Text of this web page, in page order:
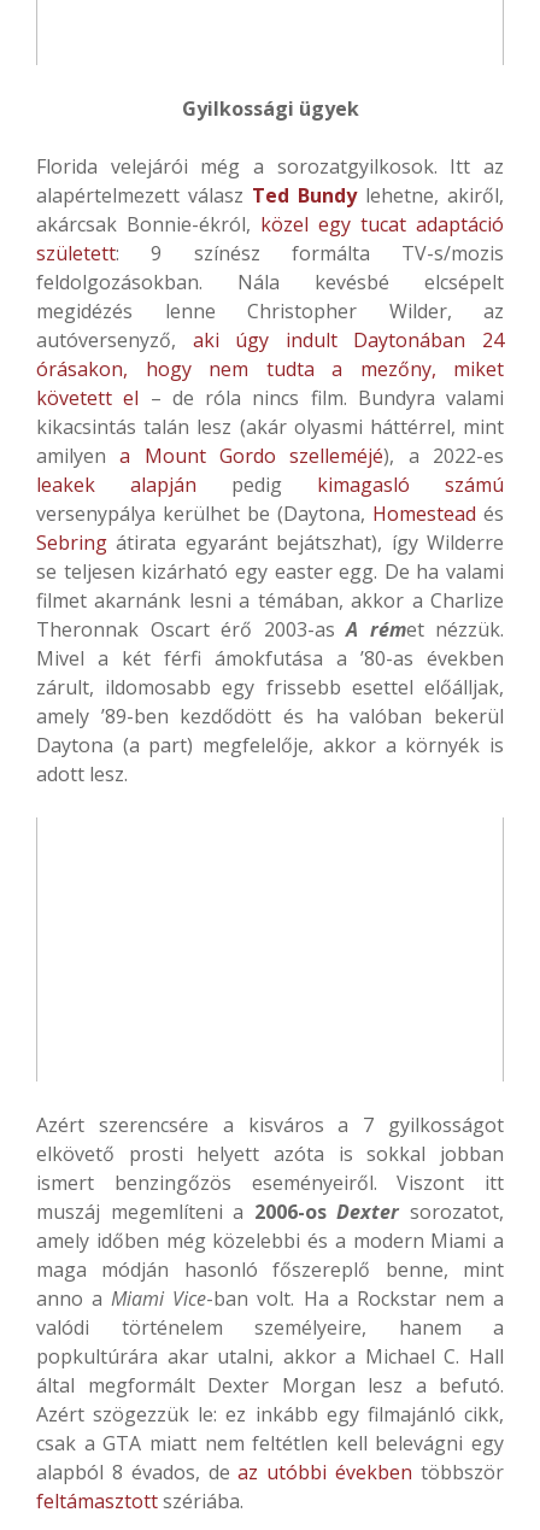
Gyilkossági ügyek
Florida velejárói még a sorozatgyilkosok. Itt az
alapértelmezett válasz Ted Bundylehetne, akiről,
akárcsak Bonnie-ékról, közel egy tucat adaptáció
született: 9 színész formálta TV-s/mozis
feldolgozásokban. Nála kevésbé elcsépelt
megidézés lenne Christopher Wilder, az
autóversenyző, aki úgy indult Daytonában 24
órásakon, hogy nem tudta a mezőny, miket
követett el – de róla nincs film. Bundyra valami
kikacsintás talán lesz (akár olyasmi háttérrel, mint
amilyena Mount Gordo szelleméjé), a 2022-es
leakek alapján pedig kimagasló számú
versenypálya kerülhet be (Daytona, Homestead és
Sebring átirata egyaránt bejátszhat), így Wilderre
se teljesen kizárható egy easter egg. De ha valami
filmet akarnánk lesni a témában, akkor a Charlize
Theronnak Oscart érő 2003-asA rémet nézzük.
Mivel a két férfi ámokfutása a ’80-as években
zárult, ildomosabb egy frissebb esettel előálljak,
amely ’89-ben kezdődött és ha valóban bekerül
Daytona (a part) megfelelője, akkor a környék is
adott lesz.
Azért szerencsére a kisváros a 7 gyilkosságot
elkövető prosti helyett azóta is sokkal jobban
ismert benzingőzös eseményeiről. Viszont itt
muszáj megemlíteni a 2006-os Dextersorozatot,
amely időben még közelebbi és a modern Miami a
maga módján hasonló főszereplő benne, mint
anno aMiami Vice-ban volt. Ha a Rockstar nem a
valódi történelem személyeire, hanem a
popkultúrára akar utalni, akkor a Michael C. Hall
által megformált Dexter Morgan lesz a befutó.
Azért szögezzük le: ez inkább egy filmajánló cikk,
csak a GTA miatt nem feltétlen kell belevágni egy
alapból 8 évados, deaz utóbbi években többször
feltámasztottszériába.